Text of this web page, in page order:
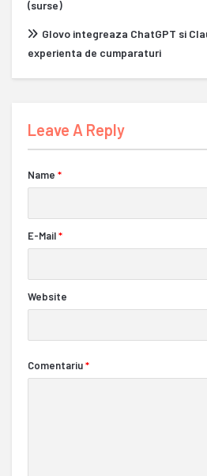
(surse)
Glovo integreaza ChatGPT si
experienta de cumparaturi
Leave A Reply
Name *
E-Mail*
Website
Comentariu*